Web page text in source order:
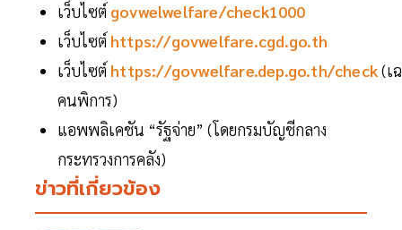
เว็บไซต์ govwelwelfare/check1000
เว็บไซต์ https://govwelfare.cgd.go.th
เว็บไซต์ https://govwelfare.dep.go.th/check(เ
คนพิการ)
แอพพลิเคชัน “รัฐจ่าย” (โดยกรมบัญชีกลาง
กระทรวงการคลัง)
ข่าวที่เกี่ยวข้อง